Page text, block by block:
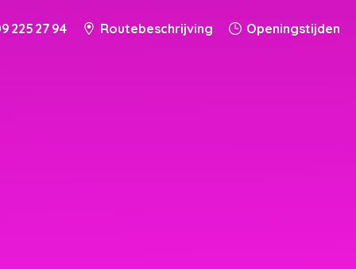
225 27 94 Routebeschrijving Openingstijden